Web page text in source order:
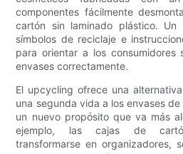
componentes fácilmente
cartón sin laminado plástico. Un
símbolos de reciclaje e
para orientar a los consumidores
envases correctamente.
El upcycling ofrece una
una segunda vida a los envases
un nuevo propósito que va más
ejemplo, las cajas de
transformarse en organizadores,